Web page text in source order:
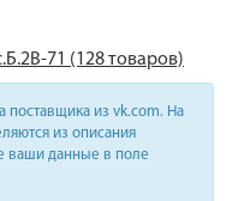
71 (128 товаров)
поставщика из vk.com. На
из описания
ваши данные в поле